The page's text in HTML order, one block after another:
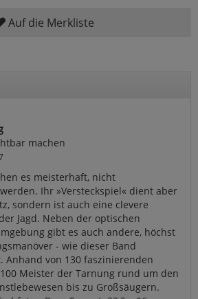
Auf die Merkliste
machen
es meisterhaft, nicht
Ihr »Versteckspiel« dient aber
sondern ist auch eine clevere
Jagd. Neben der optischen
gibt es auch andere, höchst
- wie dieser Band
Anhand von 130 faszinierenden
Meister der Tarnung rund um den
bis zu Großsäugern.